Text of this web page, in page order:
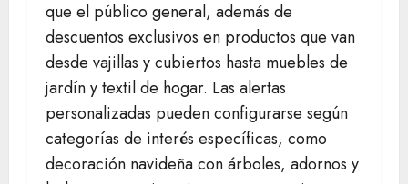
que el público general, además de
descuentos exclusivos en productos que van
desde vajillas y cubiertos hasta muebles de
jardín y textil de hogar. Las alertas
personalizadas pueden configurarse según
categorías de interés específicas, como
decoración navideña con árboles, adornos y